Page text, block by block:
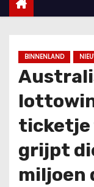
BINNENLAND
ticketje
grijpt
miljoen